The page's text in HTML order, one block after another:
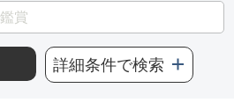
詳細条件で検索